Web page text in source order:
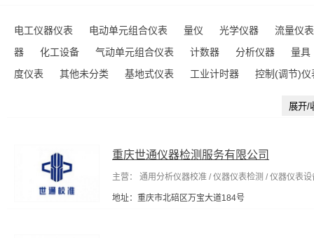
电工仪器仪表 电动单元组合仪表 量仪 光学仪器
流量仪表
器
化工设备 气动单元组合仪表 计数器 分析仪器
量具
度仪表
其他未分类 基地式仪表 工业计时器
控制(调节)仪
展开/
重庆世通仪器检测服务有限公司
主营： 通用分析仪器校准 / 仪器仪表检测 / 仪器仪表
地址：重庆市北碚区万宝大道184号